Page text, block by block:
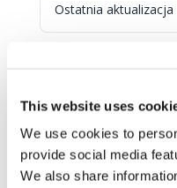
This website uses
We use cookies to
provide social media
We also share
Ostatnia aktualizacja
1 file